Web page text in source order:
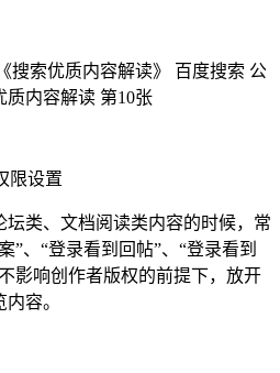
设置
类、文档阅读类内容的时候，常
”、“登录看到回帖”、“登录看到
影响创作者版权的前提下，放开
容。